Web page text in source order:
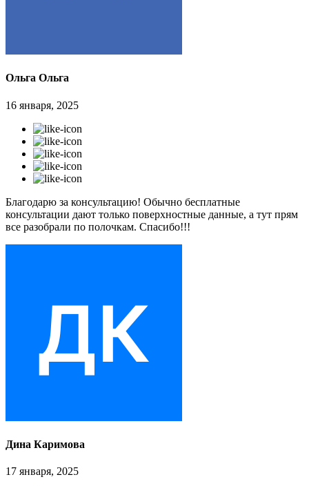
Ольга Ольга
16 января, 2025
Благодарю за консультацию! Обычно бесплатные
консультации дают только поверхностные данные, а тут прям
все разобрали по полочкам. Спасибо!!!
Дина Каримова
17 января, 2025